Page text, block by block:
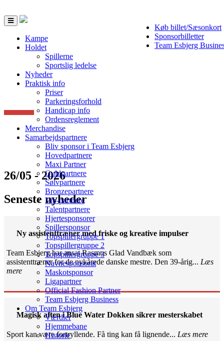
Køb billet/Sæsonkort
Sponsorbilletter
Team Esbjerg
Toggle
navigation
Kampe
Holdet
Spillerne
Sportslig ledelse
Nyheder
Praktisk info
Priser
Parkeringsforhold
Handicap info
Ordensreglement
Merchandise
Samarbejdspartnere
Bliv sponsor i Team Esbjerg
Hovedpartnere
Maxi Partner
Guldpartnere
Sølvpartnere
Bronzepartnere
Vip-partnere
Talentpartnere
Hjertesponsorer
Spillersponsor
Topspillergruppe 1
Topspillergruppe 2
Topspillergruppe 3
Navnesponsorat
Maskotsponsor
Ligapartner
Official Fashion Partner
Team Esbjerg Business
Om Team Esbjerg
Værdier
Hjemmebane
Historie
26/05 - 2026
Seneste nyheder
Ny assistenttræner med friske og kreative impulser
Team Esbjerg har ansat Rasmus Glad Vandbæk som
assistenttræner for de nykårede danske mestre. Den 39-årig... Læs
mere
Magisk aften i Blue Water Dokken sikrer mesterskabet
Sport kan være fortryllende. Få ting kan få lignende... Læs mere